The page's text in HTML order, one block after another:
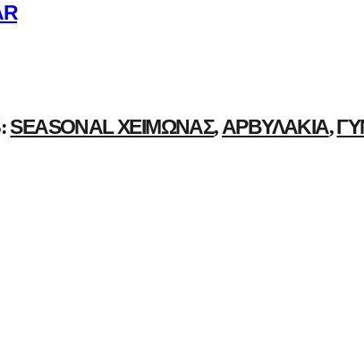
SEASONAL ΧΕΙΜΏΝΑΣ,ΑΡΒΥΛΆΚΙΑ,